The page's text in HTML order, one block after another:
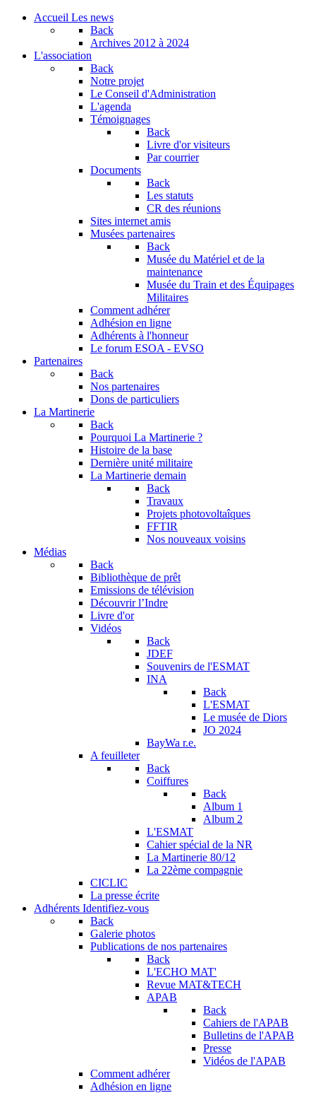
Accueil Les news
Back
Archives 2012 à 2024
L'association
Back
Notre projet
Le Conseil d'Administration
L'agenda
Témoignages
Back
Livre d'or visiteurs
Par courrier
Documents
Back
Les statuts
CR des réunions
Sites internet amis
Musées partenaires
Back
Musée du Matériel et de la
maintenance
Musée du Train et des Équipages
Militaires
Comment adhérer
Adhésion en ligne
Adhérents à l'honneur
Le forum ESOA - EVSO
Partenaires
Back
Nos partenaires
Dons de particuliers
La Martinerie
Back
Pourquoi La Martinerie ?
Histoire de la base
Dernière unité militaire
La Martinerie demain
Back
Travaux
Projets photovoltaîques
FFTIR
Nos nouveaux voisins
Médias
Back
Bibliothèque de prêt
Emissions de télévision
Découvrir l’Indre
Livre d'or
Vidéos
Back
JDEF
Souvenirs de l'ESMAT
INA
Back
L'ESMAT
Le musée de Diors
JO 2024
BayWa r.e.
A feuilleter
Back
Coiffures
Back
Album 1
Album 2
L'ESMAT
Cahier spécial de la NR
La Martinerie 80/12
La 22ème compagnie
CICLIC
La presse écrite
Adhérents Identifiez-vous
Back
Galerie photos
Publications de nos partenaires
Back
L'ECHO MAT'
Revue MAT&TECH
APAB
Back
Cahiers de l'APAB
Bulletins de l'APAB
Presse
Vidéos de l'APAB
Comment adhérer
Adhésion en ligne